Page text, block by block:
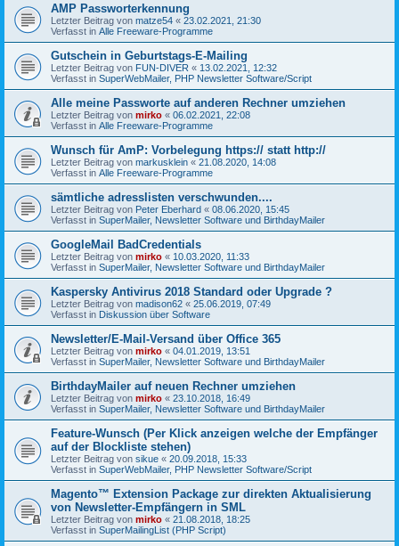
AMP Passworterkennung
Letzter Beitrag von matze54 « 23.02.2021, 21:30
Verfasst in Alle Freeware-Programme
Gutschein in Geburtstags-E-Mailing
Letzter Beitrag von FUN-DIVER « 13.02.2021, 12:32
Verfasst in SuperWebMailer, PHP Newsletter Software/Script
Alle meine Passworte auf anderen Rechner umziehen
Letzter Beitrag von mirko « 06.02.2021, 22:08
Verfasst in Alle Freeware-Programme
Wunsch für AmP: Vorbelegung https:// statt http://
Letzter Beitrag von markusklein « 21.08.2020, 14:08
Verfasst in Alle Freeware-Programme
sämtliche adresslisten verschwunden....
Letzter Beitrag von Peter Eberhard « 08.06.2020, 15:45
Verfasst in SuperMailer, Newsletter Software und BirthdayMailer
GoogleMail BadCredentials
Letzter Beitrag von mirko « 10.03.2020, 11:33
Verfasst in SuperMailer, Newsletter Software und BirthdayMailer
Kaspersky Antivirus 2018 Standard oder Upgrade ?
Letzter Beitrag von madison62 « 25.06.2019, 07:49
Verfasst in Diskussion über Software
Newsletter/E-Mail-Versand über Office 365
Letzter Beitrag von mirko « 04.01.2019, 13:51
Verfasst in SuperMailer, Newsletter Software und BirthdayMailer
BirthdayMailer auf neuen Rechner umziehen
Letzter Beitrag von mirko « 23.10.2018, 16:49
Verfasst in SuperMailer, Newsletter Software und BirthdayMailer
Feature-Wunsch (Per Klick anzeigen welche der Empfänger
auf der Blockliste stehen)
Letzter Beitrag von sikue « 20.09.2018, 15:33
Verfasst in SuperWebMailer, PHP Newsletter Software/Script
Magento™ Extension Package zur direkten Aktualisierung
von Newsletter-Empfängern in SML
Letzter Beitrag von mirko « 21.08.2018, 18:25
Verfasst in SuperMailingList (PHP Script)